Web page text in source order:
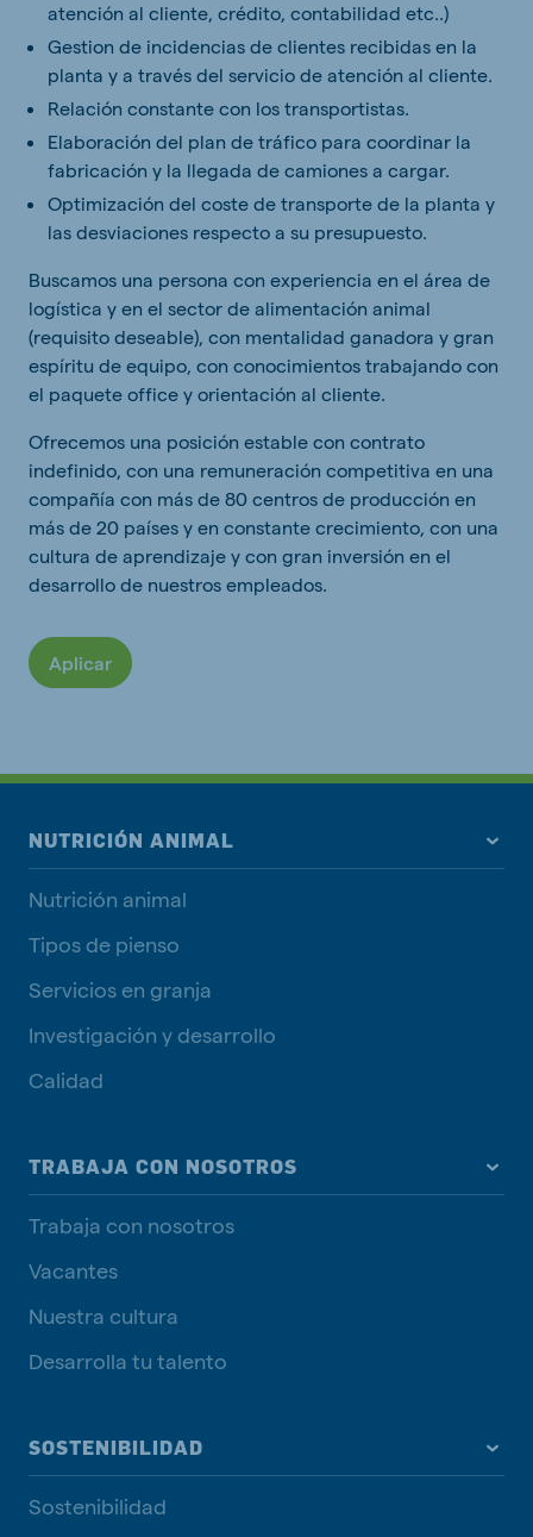
atención al cliente, crédito, contabilidad etc..)
Gestion de incidencias de clientes recibidas en la
planta y a través del servicio de atención al cliente.
Relación constante con los transportistas.
Elaboración del plan de tráfico para coordinar la
fabricación y la llegada de camiones a cargar.
Optimización del coste de transporte de la planta y
las desviaciones respecto a su presupuesto.
Buscamos una persona con experiencia en el área de
logística y en el sector de alimentación animal
(requisito deseable), con mentalidad ganadora y gran
espíritu de equipo, con conocimientos trabajando con
el paquete office y orientación al cliente.
Ofrecemos una posición estable con contrato
indefinido, con una remuneración competitiva en una
compañía con más de 80 centros de producción en
más de 20 países y en constante crecimiento, con una
cultura de aprendizaje y con gran inversión en el
desarrollo de nuestros empleados.
Aplicar
NUTRICIÓN ANIMAL
Nutrición animal
Tipos de pienso
Servicios en granja
Investigación y desarrollo
Calidad
TRABAJA CON NOSOTROS
Trabaja con nosotros
Vacantes
Nuestra cultura
Desarrolla tu talento
SOSTENIBILIDAD
Sostenibilidad